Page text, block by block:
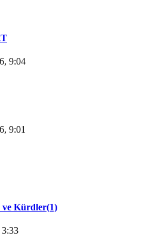
9:04
9:01
ve Kürdler(1)
3:33